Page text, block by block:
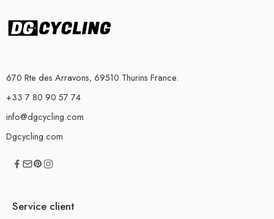
670 Rte des Arravons, 69510 Thurins France.
+33 7 80 90 57 74
info@dgcycling.com
Dgcycling.com
Service client